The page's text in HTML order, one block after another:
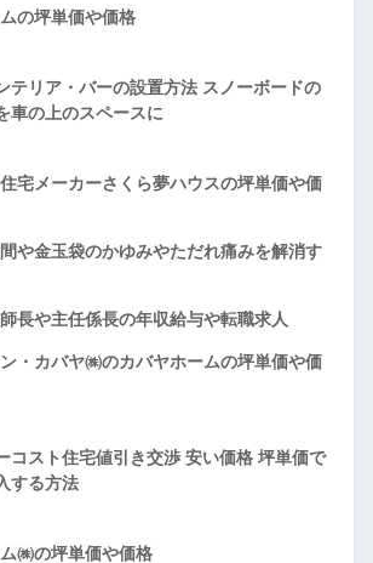
の坪単価や価格
テリア・バーの設置方法 スノーボードの
車の上のスペースに
宅メーカーさくら夢ハウスの坪単価や価
や金玉袋のかゆみやただれ痛みを解消す
長や主任係長の年収給与や転職求人
・カバヤ㈱のカバヤホームの坪単価や価
コスト住宅値引き交渉 安い価格 坪単価で
する方法
㈱の坪単価や価格